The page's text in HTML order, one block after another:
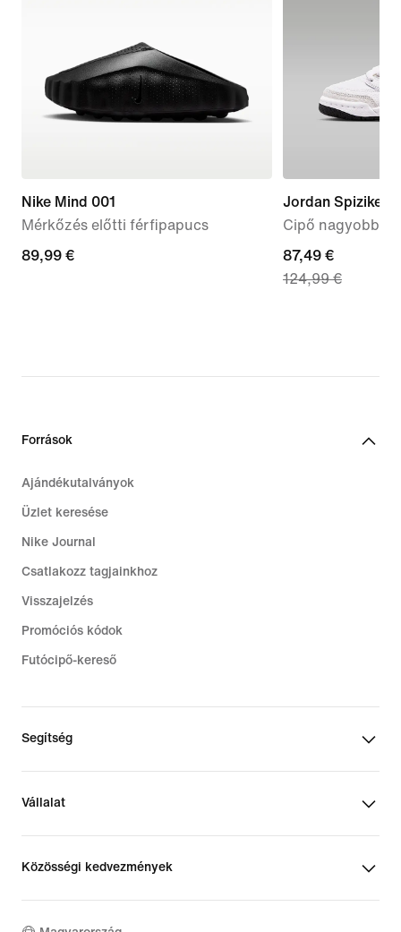
Nike Mind 001
Mérkőzés előtti férfipapucs
89,99
89,99 €
Jordan Spizike
Cipő nagyobb
current
price
price
87,49 €
124,99 €
Források
Ajándékutalványok
Üzlet keresése
Nike Journal
Csatlakozz tagjainkhoz
Visszajelzés
Promóciós kódok
Futócipő-kereső
Segítség
Vállalat
Közösségi kedvezmények